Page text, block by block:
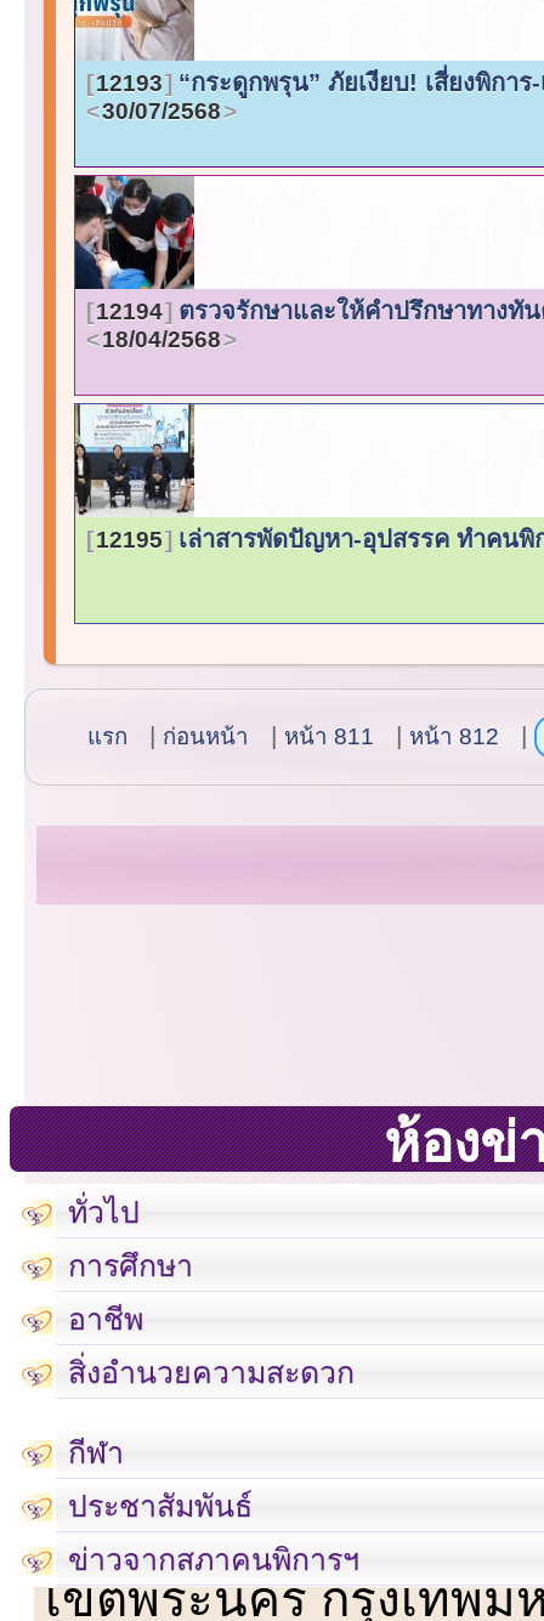
12193 “กระดูกพรุน” ภัยเงียบ! เสี่ยงพิกา
30/07/2568
12194 ตรวจรักษาและให้คำปรึกษาทางทั
18/04/2568
12195 เล่าสารพัดปัญหา-อุปสรรค ทำคนพิ
แรก ก่อนหน้า หน้า 811 หน้า 812
ห้องข่
ทั่วไป
การศึกษา
อาชีพ
สิ่งอำนวยความสะดวก
กีฬา
ประชาสัมพันธ์
ข่าวจากสภาคนพิการฯ
เลขที่ 23 ชั้น 2 ถนนวิ
เขตพระนคร กรุงเทพม